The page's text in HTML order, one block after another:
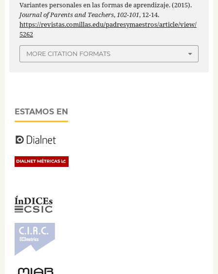
Variantes personales en las formas de aprendizaje. (2015).
Journal of Parents and Teachers,102-101, 12-14.
https://revistas.comillas.edu/padresymaestros/article/view/
5262
MORE CITATION FORMATS
ESTAMOS EN